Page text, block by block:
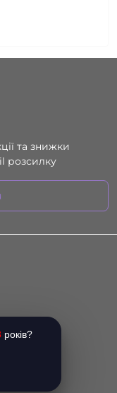
та знижки
розсилку
років?